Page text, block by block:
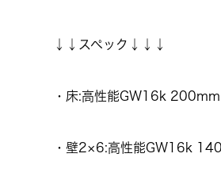
↓↓スペック↓↓↓
・床:高性能GW16k 200mm
・壁2×6:高性能GW16k